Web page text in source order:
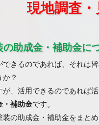
現地調査・
の助成金・補助金に
きるのであれば、それは
？
、活用できるのであれば
・補助金です。
の助成金・補助金をまと